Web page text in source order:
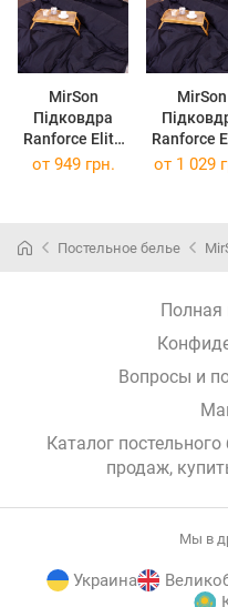
MirSon
Підковдра
Ranforce Elite
16-9000 Black
MirSon
Ranforce
16-9000
от 949 грн. от 1 029
Постельное белье
Полная
Вопросы и
Каталог
продаж,
Мы в
Украина